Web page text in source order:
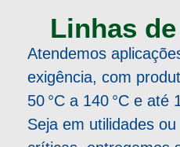
Linhas
Atendemos
exigência, com
50 °C a 140 °C e até
Seja em utilidades